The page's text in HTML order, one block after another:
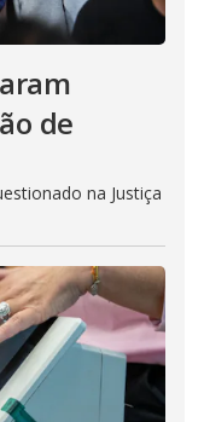
de
na Justiça